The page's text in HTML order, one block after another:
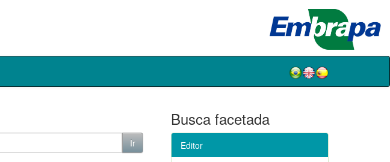
Busca facetada
Editor